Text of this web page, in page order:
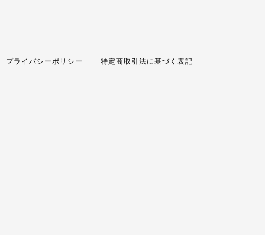
プライバシーポリシー 特定商取引法に基づく表記